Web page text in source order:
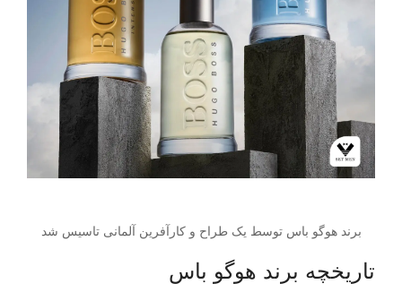
برند هوگو باس توسط یک طراح و کارآفرین آلمانی تاسیس شد
تاریخچه برند هوگو باس